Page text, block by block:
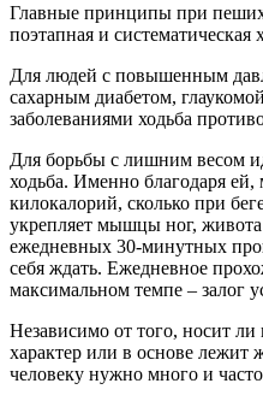
Главные принципы при пеших
поэтапная и систематическая
Для людей с повышенным
сахарным диабетом,
заболеваниями ходьба
Для борьбы с лишним весом
ходьба. Именно благодаря
килокалорий, сколько при
укрепляет мышцы ног,
ежедневных 30-минутных
себя ждать. Ежедневное
максимальном темпе – залог
Независимо от того, носит
характер или в основе лежит
человеку нужно много и